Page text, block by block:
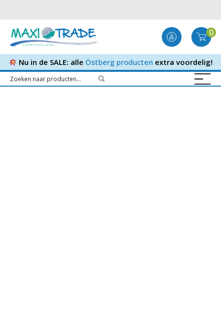
0
Nu in de SALE: alle Östberg producten extra voordelig!